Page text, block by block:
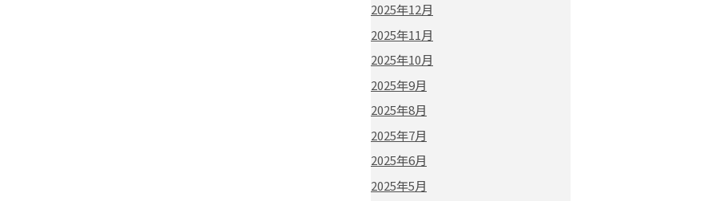
2025年12月
2025年11月
2025年10月
2025年9月
2025年8月
2025年7月
2025年6月
2025年5月